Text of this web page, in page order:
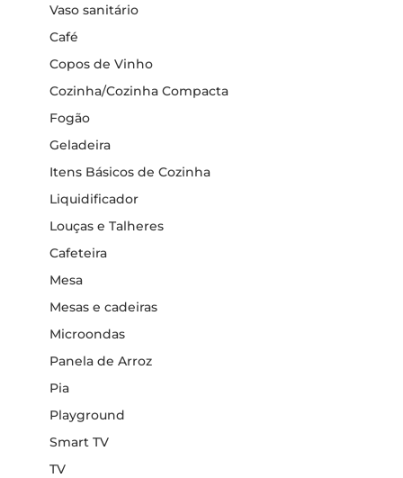
Vaso sanitário
Café
Copos de Vinho
Cozinha/Cozinha Compacta
Fogão
Geladeira
Itens Básicos de Cozinha
Liquidificador
Louças e Talheres
Cafeteira
Mesa
Mesas e cadeiras
Microondas
Panela de Arroz
Pia
Playground
Smart TV
TV